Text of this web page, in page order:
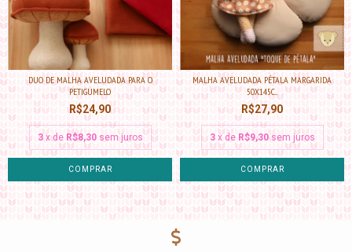
DUO DE MALHA AVELUDADA PARA O
PETIGUMELO
R$24,90
3 x de R$8,30 sem juros
MALHA AVELUDADA PÉTALA MARGARIDA
50X145C...
R$27,90
3 x de R$9,30 sem juros